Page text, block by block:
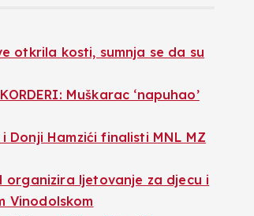
otkrila kosti, sumnja se da su
Muškarac ‘napuhao’
Donji Hamzići finalisti MNL MZ
organizira ljetovanje za djecu i
Vinodolskom